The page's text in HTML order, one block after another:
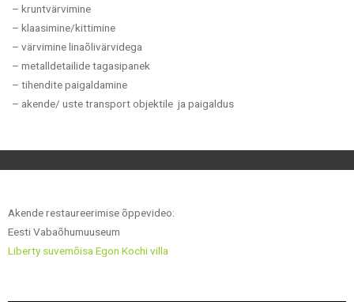
– kruntvärvimine
– klaasimine/kittimine
– värvimine linaõlivärvidega
– metalldetailide tagasipanek
– tihendite paigaldamine
– akende/ uste transport objektile ja paigaldus
Akende restaureerimise õppevideo:
Eesti Vabaõhumuuseum
Liberty suvemõisa Egon Kochi villa